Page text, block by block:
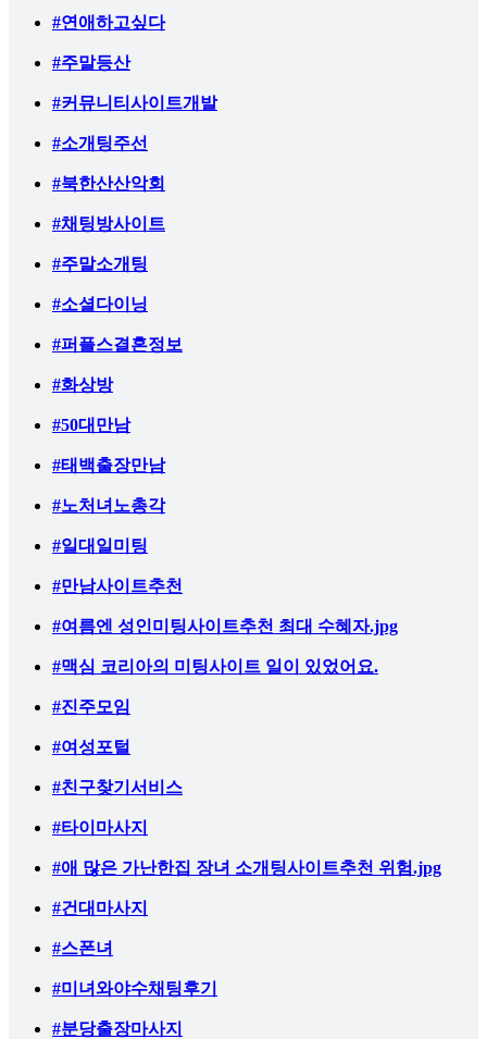
#연애하고싶다
#주말등산
#커뮤니티사이트개발
#소개팅주선
#북한산산악회
#채팅방사이트
#주말소개팅
#소셜다이닝
#퍼플스결혼정보
#화상방
#50대만남
#태백출장만남
#노처녀노총각
#일대일미팅
#만남사이트추천
#여름엔 성인미팅사이트추천 최대 수혜자.jpg
#맥심 코리아의 미팅사이트 일이 있었어요.
#진주모임
#여성포털
#친구찾기서비스
#타이마사지
#애 많은 가난한집 장녀 소개팅사이트추천 위험.jpg
#건대마사지
#스폰녀
#미녀와야수채팅후기
#분당출장마사지